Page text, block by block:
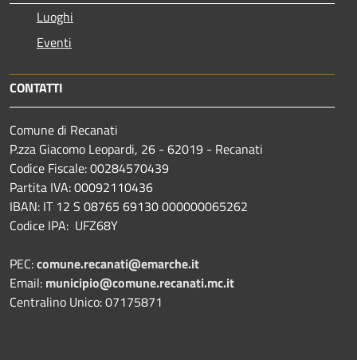
Luoghi
Eventi
CONTATTI
Comune di Recanati
P.zza Giacomo Leopardi, 26 - 62019 - Recanati
Codice Fiscale: 00284570439
Partita IVA: 00092110436
IBAN: IT 12 S 08765 69130 000000065262
Codice IPA: UFZ68Y
PEC:comune.recanati@emarche.it
Email: municipio@comune.recanati.mc.it
Centralino Unico: 07175871